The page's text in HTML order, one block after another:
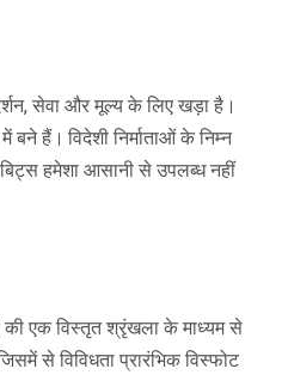
सेवा और मूल्य के लिए खड़ा है।
में बने हैं। विदेशी निर्माताओं के निम्न
हमेशा आसानी से उपलब्ध नहीं
की एक विस्तृत श्रृंखला के माध्यम से
से विविधता प्रारंभिक विस्फोट